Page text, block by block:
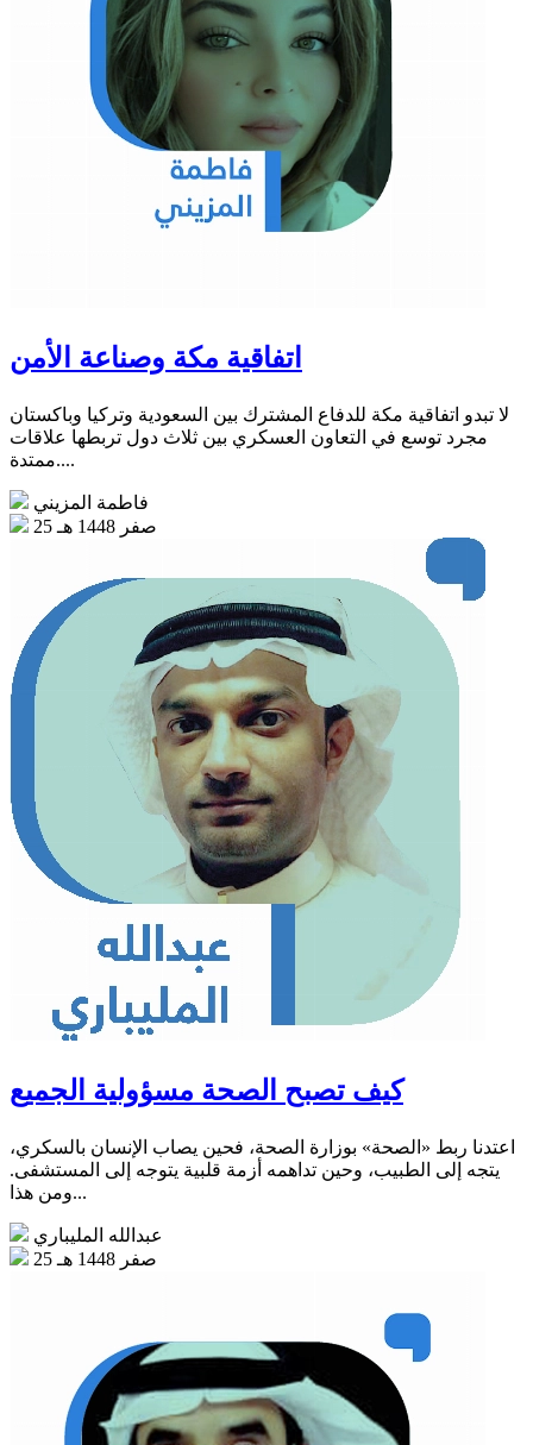
اتفاقية مكة وصناعة الأمن
لا تبدو اتفاقية مكة للدفاع المشترك بين السعودية وتركيا وباكستان
مجرد توسع في التعاون العسكري بين ثلاث دول تربطها علاقات
ممتدة....
فاطمة المزيني
25 صفر 1448 هـ
كيف تصبح الصحة مسؤولية الجميع
اعتدنا ربط «الصحة» بوزارة الصحة، فحين يصاب الإنسان بالسكري،
يتجه إلى الطبيب، وحين تداهمه أزمة قلبية يتوجه إلى المستشفى.
ومن هذا...
عبدالله المليباري
25 صفر 1448 هـ